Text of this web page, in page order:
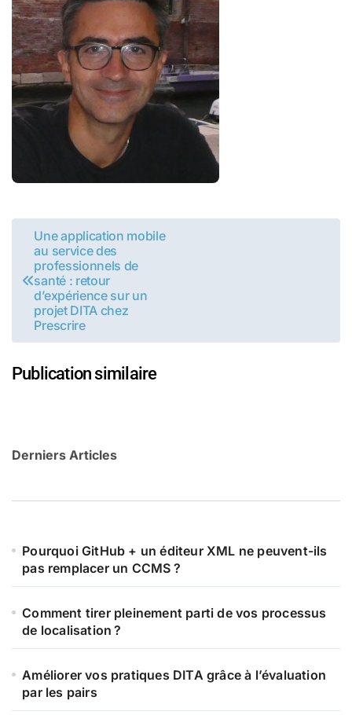
Navigation
l’article
Une application mobile
au service des
professionnels de
santé : retour
d’expérience sur un
projet DITA chez
Prescrire
Publication similaire
Derniers Articles
Pourquoi GitHub + un éditeur XML ne peuvent-ils
pas remplacer un CCMS ?
Comment tirer pleinement parti de vos processus
de localisation ?
Améliorer vos pratiques DITA grâce à l’évaluation
par les pairs